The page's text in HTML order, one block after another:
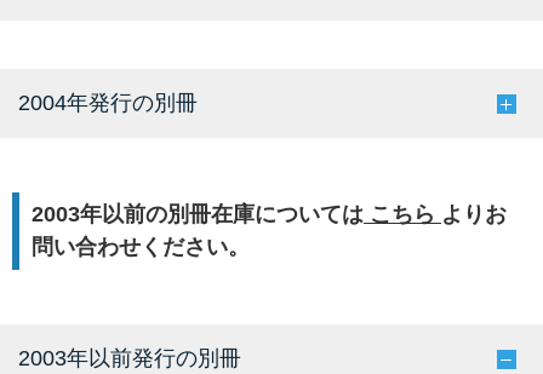
2004年発行の別冊
2003年以前の別冊在庫については こちら よりお
問い合わせください。
2003年以前発行の別冊